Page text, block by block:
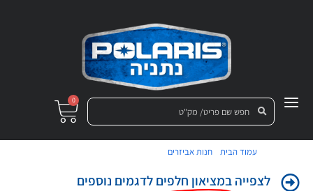
0
עמוד הבית חנות אביזרים
לצפייהבמציאון חלפים לדגמים נוספים